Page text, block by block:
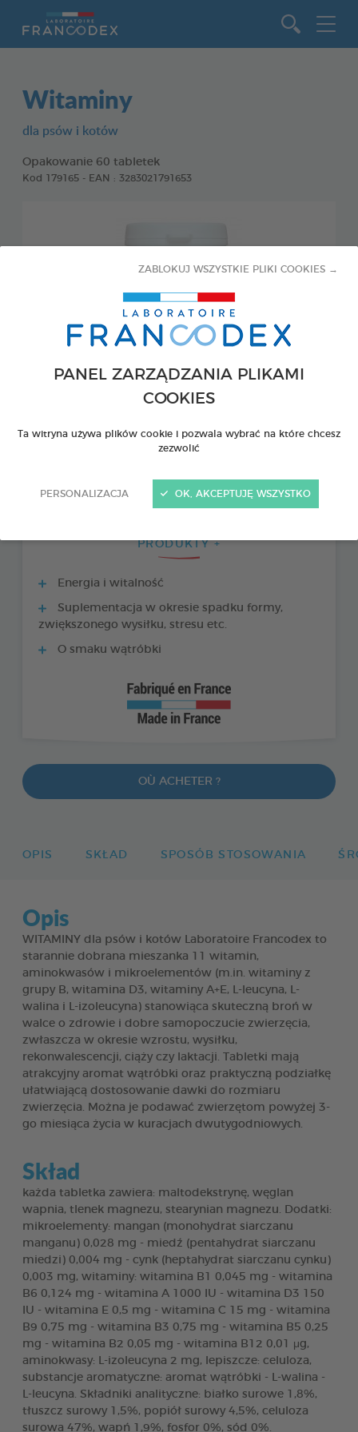
PANEL ZARZĄDZANIA PLIKAMI
COOKIES
Ta witryna używa plików cookie i pozwala wybrać na które chcesz
zezwolić
PERSONALIZACJA
ZABLOKUJ WSZYSTKIE PLIKI COOKIES →
OK, AKCEPTUJĘ WSZYSTKO
Witaminy
dla psów i kotów
Opakowanie 60 tabletek
Kod 179165 - EAN : 3283021791653
PRODUKTY +
Energia i witalność
Suplementacja w okresie spadku formy,
zwiększonego wysiłku, stresu etc.
O smaku wątróbki
OÙ ACHETER ?
OPIS SKŁAD SPOSÓB STOSOWANIA
Opis
WITAMINY dla psów i kotów Laboratoire Francodex to
starannie dobrana mieszanka 11 witamin,
aminokwasów i mikroelementów (m.in. witaminy z
grupy B, witamina D3, witaminy A+E, L-leucyna, L-
walina i L-izoleucyna) stanowiąca skuteczną broń w
walce o zdrowie i dobre samopoczucie zwierzęcia,
zwłaszcza w okresie wzrostu, wysiłku,
rekonwalescencji, ciąży czy laktacji. Tabletki mają
atrakcyjny aromat wątróbki oraz praktyczną podziałkę
ułatwiającą dostosowanie dawki do rozmiaru
zwierzęcia. Można je podawać zwierzętom powyżej 3-
go miesiąca życia w kuracjach dwutygodniowych.
Skład
każda tabletka zawiera: maltodekstrynę, węglan
wapnia, tlenek magnezu, stearynian magnezu. Dodatki:
mikroelementy: mangan (monohydrat siarczanu
manganu) 0,028 mg - miedź (pentahydrat siarczanu
miedzi) 0,004 mg - cynk (heptahydrat siarczanu cynku)
0,003 mg, witaminy: witamina B1 0,045 mg - witamina
B6 0,124 mg - witamina A 1000 IU - witamina D3 150
IU - witamina E 0,5 mg - witamina C 15 mg - witamina
B9 0,75 mg - witamina B3 0,75 mg - witamina B5 0,25
mg - witamina B2 0,05 mg - witamina B12 0,01 μg,
aminokwasy: L-izoleucyna 2 mg, lepiszcze: celuloza,
substancje aromatyczne: aromat wątróbki - L-walina -
L-leucyna. Składniki analityczne: białko surowe 1,8%,
tłuszcz surowy 1,5%, popiół surowy 4,5%, celuloza
surowa 47%, wapń 1,9%, fosfor 0%, sód 0%.